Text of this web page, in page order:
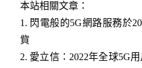
本站相關文章：
1. 閃電般的5G網路服務於
貲
2. 愛立信：2022年全球5G